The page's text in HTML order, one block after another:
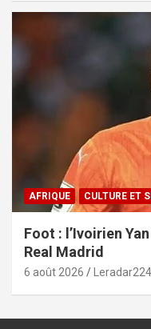
AFRIQUE CULTURE ET
Foot : l’Ivoirien
Real Madrid
6 août 2026 Leradar224